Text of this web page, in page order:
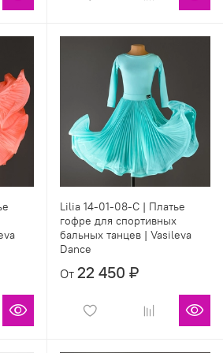
Lilia 14-01-08-С | Платье
гофре для спортивных
бальных танцев | Vasileva
Dance
От 22 450 ₽